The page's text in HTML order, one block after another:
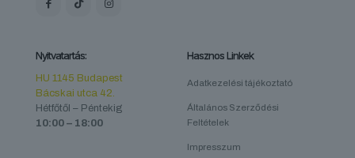
Nyitvatartás:
HU 1145 Budapest
Bácskai utca 42.
Hétfőtől – Péntekig
10:00 – 18:00
Hasznos Linkek
Adatkezelési tájékoztató
Általános Szerződési
Feltételek
Impresszum